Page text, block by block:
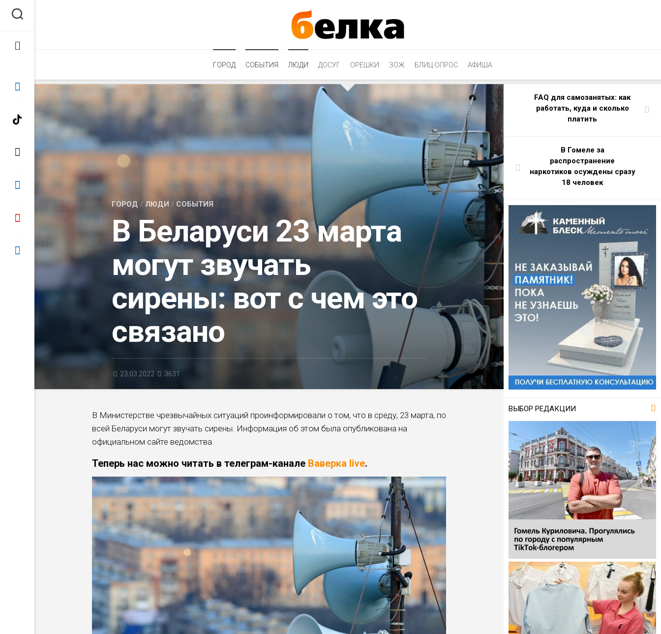
ГОРОД СОБЫТИЯ ЛЮДИ ДОСУГ ОРЕШКИ ЗОЖ БЛИЦ-ОПРОС АФИША
ГОРОД / ЛЮДИ / СОБЫТИЯ
В Беларуси 23 марта
могут звучать
сирены: вот с чем это
связано
23.03.2022 3631
В Министерстве чрезвычайных ситуаций проинформировали о том, что в среду, 23 марта, по
всей Беларуси могут звучать сирены. Информация об этом была опубликована на
официальном сайте ведомства.
Теперь нас можно читать в телеграм-канале Ваверка live.
FAQ для самозанятых: как
работать, куда и сколько
платить
В Гомеле за
распространение
наркотиков осуждены сразу
18 человек
ВЫБОР РЕДАКЦИИ